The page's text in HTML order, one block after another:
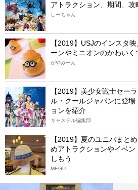
アトラクション、期間、攻
しーちゃん
【2019】USJのインスタ
ーンやミニオンのかわい
がやみーん
【2019】美少女戦士セー
ル・クールジャパンに登
ョンを紹介
キャステル編集部
【2019】夏のユニバまと
めアトラクションやイベ
しもう
MEGU